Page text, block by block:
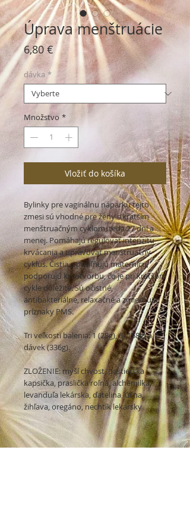
Úprava menštruácie
6,80 €Price
dávka *
Množstvo *
Vložiť do košíka
Bylinky pre vaginálnu náparku tejto
zmesi sú vhodné pre ženy s kratším
menštruačným cyklom, teda 27 dní a
menej. Pomáhajú regulovať intenzitu
krvácania a upravovať menštruačný
cyklus. Čistia a posiľňujú maternicu,
podporujú krvotvorbu, čo je pri kratšom
cykle dôležité. Sú očistné,
antibakteriálne, relaxačné a zmierňujú
príznaky PMS.
Tri veľkosti balenia: 1 (28g), 6 (168g) a 12
dávek (336g).
ZLOŽENIE: myší chvost, pastierska
kapsička, praslička roľná, alchemilka,
levanduľa lekárska, ďatelina lúčna,
žihľava, oregáno, nechtík lekársky